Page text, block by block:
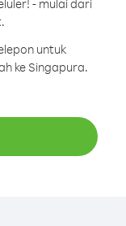
- mulai dari
untuk
ke Singapura.